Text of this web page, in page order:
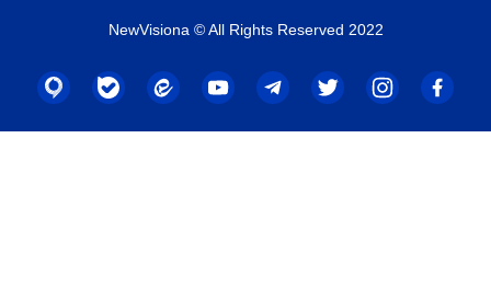
NewVisiona © All Rights Reserved 2022